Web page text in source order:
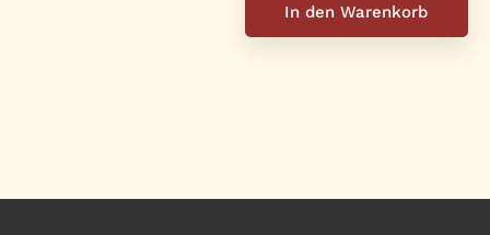
In den Warenkorb